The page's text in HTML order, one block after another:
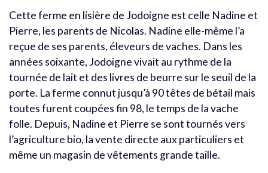
Cette ferme en lisière de Jodoigne est celle Nadine et
Pierre, les parents de Nicolas. Nadine elle-même l’a
reçue de ses parents, éleveurs de vaches. Dans les
années soixante, Jodoigne vivait au rythme de la
tournée de lait et des livres de beurre sur le seuil de la
porte. La ferme connut jusqu’à 90 têtes de bétail mais
toutes furent coupées fin 98, le temps de la vache
folle. Depuis, Nadine et Pierre se sont tournés vers
l’agriculture bio, la vente directe aux particuliers et
même un magasin de vêtements grande taille.